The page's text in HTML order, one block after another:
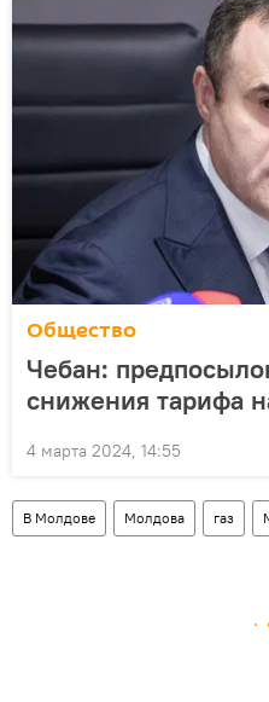
Общество
Чебан:
снижения тарифа
4 марта 2024, 14:55
В Молдове Молдова газ